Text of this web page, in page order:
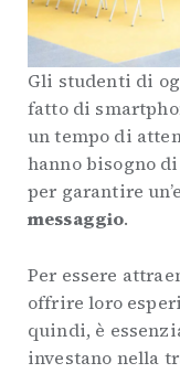
Gli studenti di
fatto di
un tempo di
hanno bisogno
per garantire
messaggio.
Per essere
offrire loro
quindi, è
investano nella